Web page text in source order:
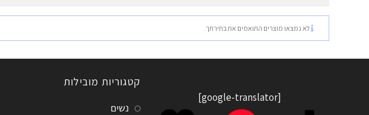
לא נמצאו מוצרים התואמים את בחירתך.
[google-translator]
קטגוריות מובילות
נשים